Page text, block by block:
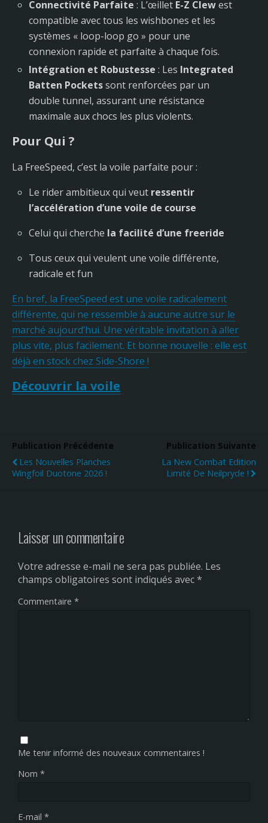
Connectivité Parfaite : L’œillet E-Z Clewest
compatible avec tous les wishbones et les
systèmes « loop-loop go » pour une
connexion rapide et parfaite à chaque fois.
Intégration et Robustesse : Les Integrated
Batten Pocketssont renforcées par un
double tunnel, assurant une résistance
maximale aux chocs les plus violents.
Pour Qui ?
La FreeSpeed, c’est la voile parfaite pour :
Le rider ambitieux qui veut ressentir
l’accélération d’une voile de course
Celui qui cherche la facilité d’une freeride
Tous ceux qui veulent une voile différente,
radicale et fun
En bref, la FreeSpeed est une voile radicalement
différente, qui ne ressemble à aucune autre sur le
marché aujourd’hui. Une véritable invitation à aller
plus vite, plus facilement. Et bonne nouvelle : elle est
déjà en stock chez Side-Shore !
Découvrir la voile
Publication Précédente
Les Nouvelles Planches
Wingfoil Duotone 2026 !
Publication Suivante
La New Combat Edition
Limité De Neilpryde !
Laisser un commentaire
Votre adresse e-mail ne sera pas publiée. Les
champs obligatoires sont indiqués avec*
Commentaire *
Me tenir informé des nouveaux commentaires !
Nom *
E-mail *